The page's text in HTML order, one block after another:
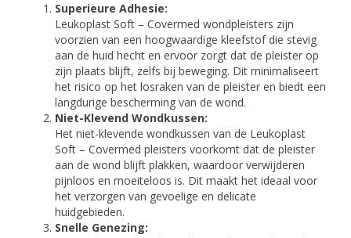
Superieure Adhesie:
Leukoplast Soft – Covermed wondpleisters zijn
voorzien van een hoogwaardige kleefstof die stevig
aan de huid hecht en ervoor zorgt dat de pleister op
zijn plaats blijft, zelfs bij beweging. Dit minimaliseert
het risico op het losraken van de pleister en biedt een
langdurige bescherming van de wond.
Niet-Klevend Wondkussen:
Het niet-klevende wondkussen van de Leukoplast
Soft – Covermed pleisters voorkomt dat de pleister
aan de wond blijft plakken, waardoor verwijderen
pijnloos en moeiteloos is. Dit maakt het ideaal voor
het verzorgen van gevoelige en delicate
huidgebieden.
Snelle Genezing: